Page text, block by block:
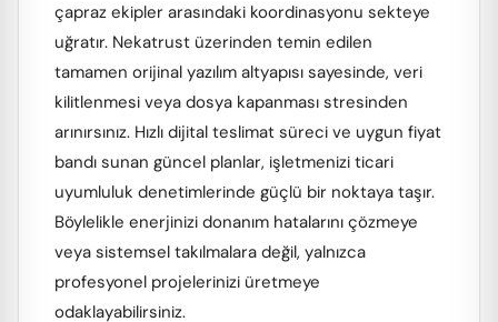
çapraz ekipler arasındaki koordinasyonu sekteye
uğratır. Nekatrust üzerinden temin edilen
tamamen orijinal yazılım altyapısı sayesinde, veri
kilitlenmesi veya dosya kapanması stresinden
arınırsınız. Hızlı dijital teslimat süreci ve uygun fiyat
bandı sunan güncel planlar, işletmenizi ticari
uyumluluk denetimlerinde güçlü bir noktaya taşır.
Böylelikle enerjinizi donanım hatalarını çözmeye
veya sistemsel takılmalara değil, yalnızca
profesyonel projelerinizi üretmeye
odaklayabilirsiniz.